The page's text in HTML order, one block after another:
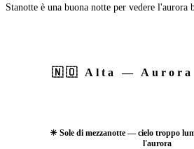
Stanotte è una buona notte per vedere l'aurora
🇳🇴 Alta — Aurora
☀ Sole di mezzanotte — cielo troppo
l'aurora